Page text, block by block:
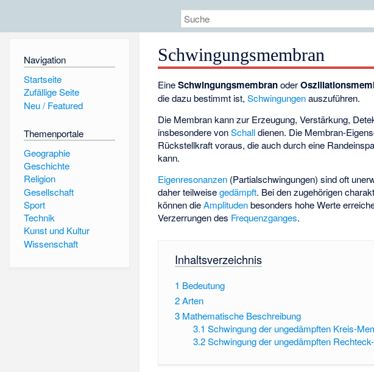
Navigation
Startseite
Zufällige Seite
Neu / Featured
Themenportale
Geographie
Geschichte
Religion
Gesellschaft
Sport
Technik
Kunst und Kultur
Wissenschaft
Schwingungsmembran
EineSchwingungsmembranoder
die dazu bestimmt ist,Schwingungenauszuführen.
Die Membran kann zur Erzeugung, Verstärkung,
insbesondere vonSchalldienen. Die Membran-
Rückstellkraft voraus, die auch durch eine
kann.
Eigenresonanzen (Partialschwingungen) sind oft
daher teilweisegedämpft. Bei den zugehörigen
können dieAmplitudenbesonders hohe Werte
Verzerrungen des Frequenzganges.
Inhaltsverzeichnis
1 Bedeutung
2Arten
3 Mathematische Beschreibung
3.1 Schwingung der ungedämpften Kreis-
3.2 Schwingung der ungedämpften